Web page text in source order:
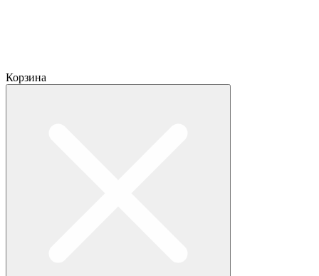
Корзина